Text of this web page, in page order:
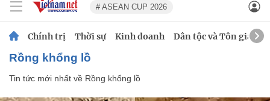
# ASEAN CUP 2026
Chính trị Thời sự Kinh doanh Dân tộc và Tôn giáo
Rồng khổng lồ
Tin tức mới nhất về Rồng khổng lồ